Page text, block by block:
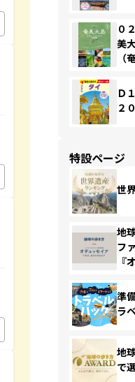
０
美
Ｄ
２
特設ページ
世
地
フ
『
準
ラ
地
で